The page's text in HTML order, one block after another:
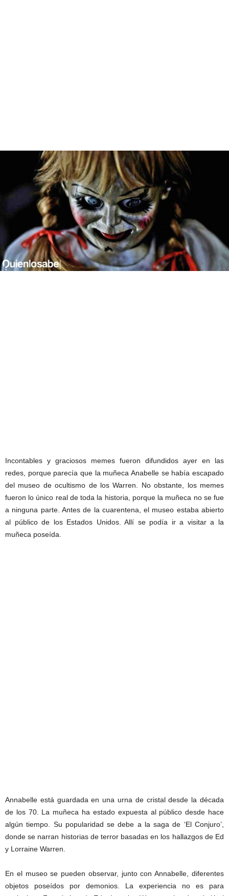
Incontables y graciosos memes fueron difundidos ayer en las
redes, porque parecía que la muñeca Anabelle se había escapado
del museo de ocultismo de los Warren. No obstante, los memes
fueron lo único real de toda la historia, porque la muñeca no se fue
a ninguna parte. Antes de la cuarentena, el museo estaba abierto
al público de los Estados Unidos. Allí se podía ir a visitar a la
muñeca poseída.
Annabelle está guardada en una urna de cristal desde la década
de los 70. La muñeca ha estado expuesta al público desde hace
algún tiempo. Su popularidad se debe a la saga de ‘El Conjuro’,
donde se narran historias de terror basadas en los hallazgos de Ed
y Lorraine Warren.
En el museo se pueden observar, junto con Annabelle, diferentes
objetos poseídos por demonios. La experiencia no es para